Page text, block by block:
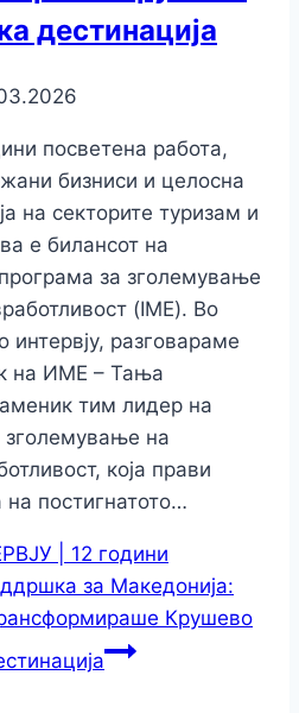
дестинација
посветена работа,
бизниси и целосна
на секторите туризам и
е билансот на
за зголемување
(IME). Во
интервју, разговараме
на ИМЕ – Тања
тим лидер на
зголемување на
која прави
на постигнатото…
| 12 години
за Македонија:
Крушево